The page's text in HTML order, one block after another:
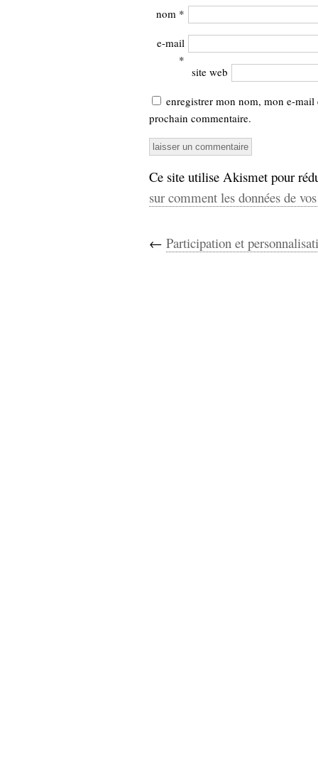
nom *
e-mail
*
site web
enregistrer mon nom, mon e-
prochain commentaire.
Ce site utilise Akismet pour
sur comment les données de
← Participation et